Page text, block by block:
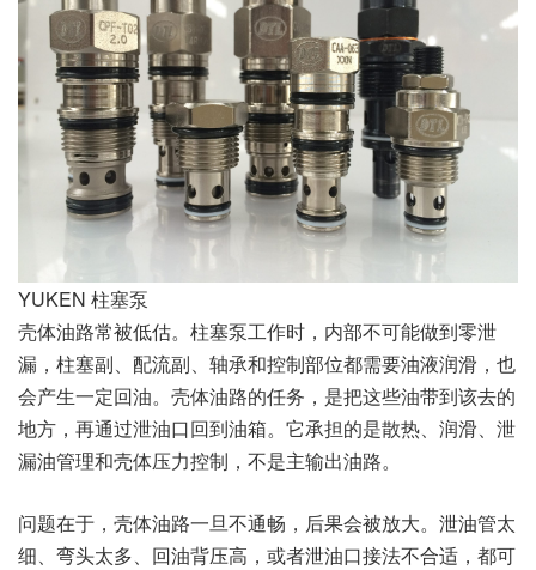
YUKEN 柱塞泵
壳体油路常被低估。柱塞泵工作时，内部不可能做到零泄
漏，柱塞副、配流副、轴承和控制部位都需要油液润滑，也
会产生一定回油。壳体油路的任务，是把这些油带到该去的
地方，再通过泄油口回到油箱。它承担的是散热、润滑、泄
漏油管理和壳体压力控制，不是主输出油路。
问题在于，壳体油路一旦不通畅，后果会被放大。泄油管太
细、弯头太多、回油背压高，或者泄油口接法不合适，都可